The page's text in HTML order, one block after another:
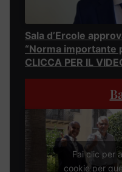
Sala d’Ercole
“Norma importante
CLICCA PER IL
Fai clic per
cookie per